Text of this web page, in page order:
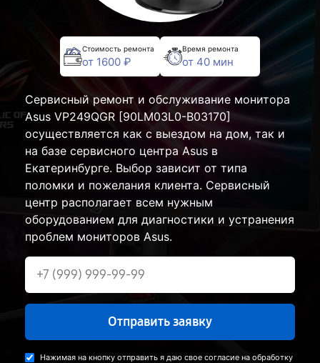
Стоимость ремонта
от 1600 ₽
Время ремонта
от 40 мин
Сервисный ремонт и обслуживание монитора
Asus VP249QGR [90LM03L0-B03170]
осуществляется как с выездом на дом, так и
на базе сервисного центра Asus в
Екатеринбурге. Выбор зависит от типа
поломки и пожелания клиента. Сервисный
центр располагает всем нужным
оборудованием для диагностики и устранения
проблем мониторов Asus.
Отправить заявку
Нажимая на кнопку отправить я даю свое согласие на обработку